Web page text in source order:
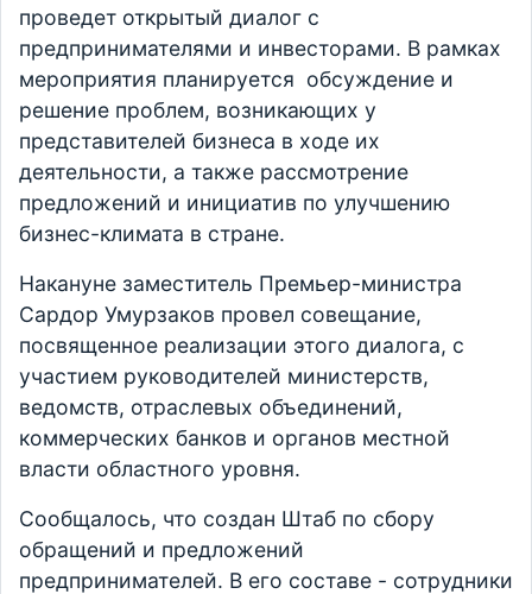
проведет открытый диалог с
предпринимателями и инвесторами. В рамках
мероприятия планируется обсуждение и
решение проблем, возникающих у
представителей бизнеса в ходе их
деятельности, а также рассмотрение
предложений и инициатив по улучшению
бизнес-климата в стране.
Накануне заместитель Премьер-министра
Сардор Умурзаков провел совещание,
посвященное реализации этого диалога, с
участием руководителей министерств,
ведомств, отраслевых объединений,
коммерческих банков и органов местной
власти областного уровня.
Сообщалось, что создан Штаб по сбору
обращений и предложений
предпринимателей. В его составе - сотрудники